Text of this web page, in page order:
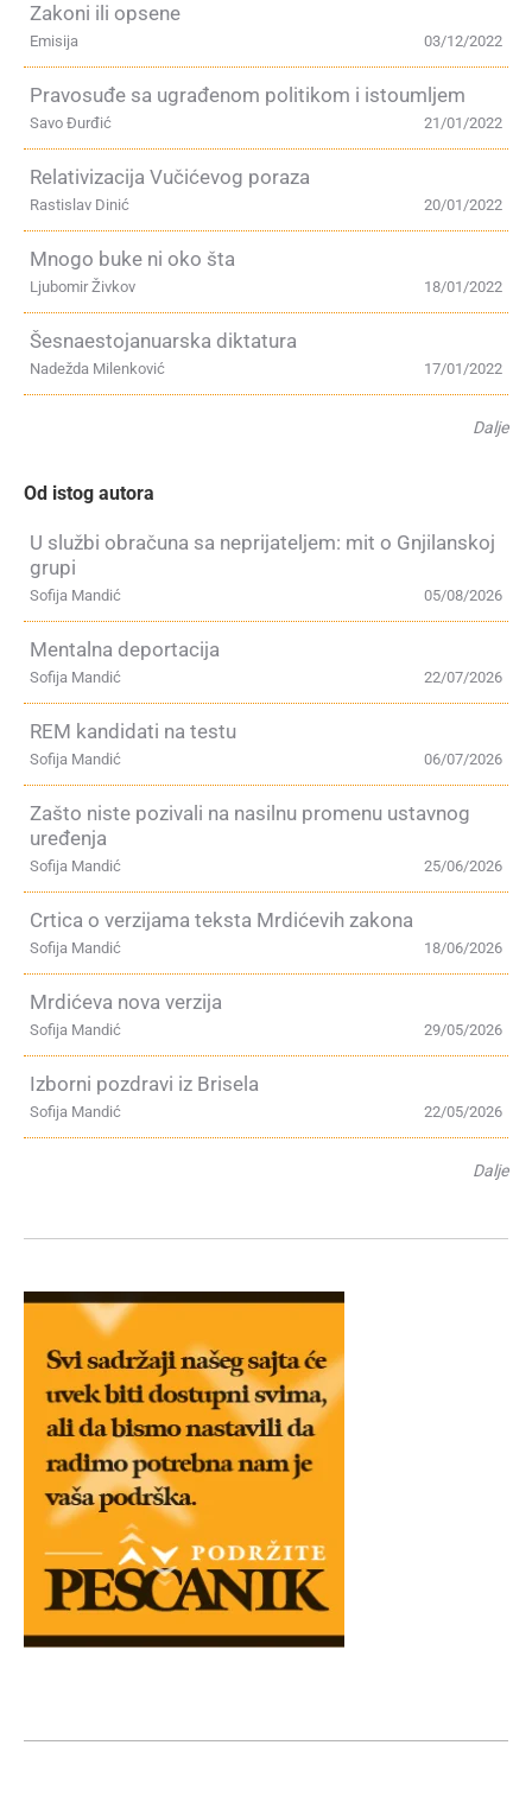
Zakoni ili opsene
03/12/2022
Emisija
Pravosuđe sa ugrađenom politikom i istoumljem
21/01/2022
Savo Đurđić
Relativizacija Vučićevog poraza
20/01/2022
Rastislav Dinić
Mnogo buke ni oko šta
18/01/2022
Ljubomir Živkov
Šesnaestojanuarska diktatura
17/01/2022
Nadežda Milenković
Dalje
Od istog autora
U službi obračuna sa neprijateljem: mit o Gnjilanskoj
grupi
05/08/2026
Sofija Mandić
Mentalna deportacija
22/07/2026
Sofija Mandić
REM kandidati na testu
06/07/2026
Sofija Mandić
Zašto niste pozivali na nasilnu promenu ustavnog
uređenja
25/06/2026
Sofija Mandić
Crtica o verzijama teksta Mrdićevih zakona
18/06/2026
Sofija Mandić
Mrdićeva nova verzija
29/05/2026
Sofija Mandić
Izborni pozdravi iz Brisela
22/05/2026
Sofija Mandić
Dalje